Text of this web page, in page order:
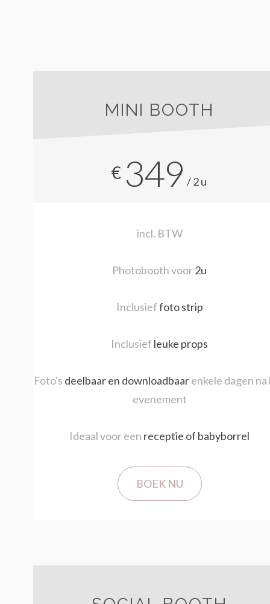
MINI BOOTH
€ 349 /2u
incl. BTW
Photobooth voor2u
Inclusieffoto strip
Inclusief leuke props
Foto's deelbaar en downloadbaarenkele dagen
evenement
Ideaal voor een receptie of babyborrel
BOEK NU